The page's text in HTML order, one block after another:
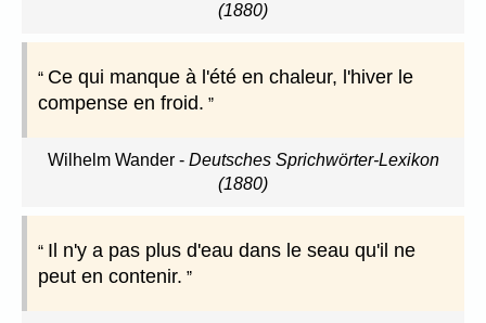
(1880)
Ce qui manque à l'été en chaleur, l'hiver le
compense en froid.
Wilhelm Wander- Deutsches Sprichwörter-Lexikon
(1880)
Il n'y a pas plus d'eau dans le seau qu'il ne
peut en contenir.